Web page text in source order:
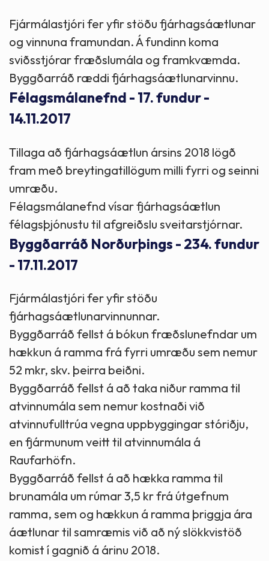
Fjármálastjóri fer yfir stöðu fjárhagsáætlunar
og vinnuna framundan. Á fundinn koma
sviðsstjórar fræðslumála og framkvæmda.
Byggðarráð ræddi fjárhagsáætlunarvinnu.
Félagsmálanefnd - 17. fundur -
14.11.2017
Tillaga að fjárhagsáætlun ársins 2018 lögð
fram með breytingatillögum milli fyrri og seinni
umræðu.
Félagsmálanefnd vísar fjárhagsáætlun
félagsþjónustu til afgreiðslu sveitarstjórnar.
Byggðarráð Norðurþings - 234. fundur
- 17.11.2017
Fjármálastjóri fer yfir stöðu
fjárhagsáætlunarvinnunnar.
Byggðarráð fellst á bókun fræðslunefndar um
hækkun á ramma frá fyrri umræðu sem nemur
52 mkr, skv. þeirra beiðni.
Byggðarráð fellst á að taka niður ramma til
atvinnumála sem nemur kostnaði við
atvinnufulltrúa vegna uppbyggingar stóriðju,
en fjármunum veitt til atvinnumála á
Raufarhöfn.
Byggðarráð fellst á að hækka ramma til
brunamála um rúmar 3,5 kr frá útgefnum
ramma, sem og hækkun á ramma þriggja ára
áætlunar til samræmis við að ný slökkvistöð
komist í gagnið á árinu 2018.